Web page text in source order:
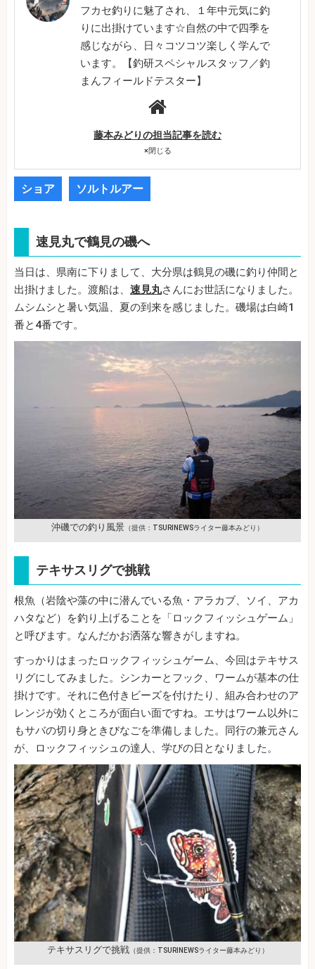
フカセ釣りに魅了され、１年中元気に釣
りに出掛けています☆自然の中で四季を
感じながら、日々コツコツ楽しく学んで
います。【釣研スペシャルスタッフ／釣
まんフィールドテスター】
藤本みどりの担当記事を読む
×閉じる
ショア ソルトルアー
速見丸で鶴見の磯へ
当日は、県南に下りまして、大分県は鶴見の磯に釣り仲間と
出掛けました。渡船は、 速見丸さんにお世話になりました。
ムシムシと暑い気温、夏の到来を感じました。磯場は白崎1
番と4番です。
沖磯での釣り風景 （提供：TSURINEWSライター藤本みどり）
テキサスリグで挑戦
根魚（岩陰や藻の中に潜んでいる魚・アラカブ、ソイ、アカ
ハタなど）を釣り上げることを「ロックフィッシュゲーム」
と呼びます。なんだかお洒落な響きがしますね。
すっかりはまったロックフィッシュゲーム、今回はテキサス
リグにしてみました。シンカーとフック、ワームが基本の仕
掛けです。それに色付きビーズを付けたり、組み合わせのア
レンジが効くところが面白い面ですね。エサはワーム以外に
もサバの切り身ときびなごを準備しました。同行の兼元さん
が、ロックフィッシュの達人、学びの日となりました。
テキサスリグで挑戦（提供：TSURINEWSライター藤本みどり）